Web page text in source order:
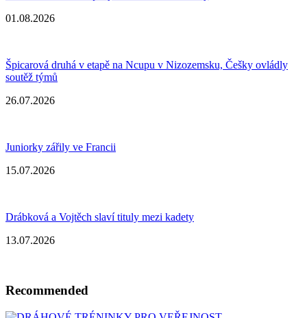
01.08.2026
Špicarová druhá v etapě na Ncupu v Nizozemsku, Češky ovládly
soutěž týmů
26.07.2026
Juniorky zářily ve Francii
15.07.2026
Drábková a Vojtěch slaví tituly mezi kadety
13.07.2026
Recommended